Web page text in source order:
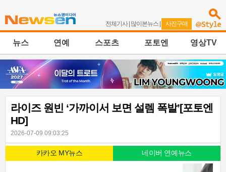
전체기사| 많이본뉴스 | 사진구매
뉴스 연예 스포츠 포토엔 영상TV
라이즈 원빈 ‘가까이서 보면 설렘 폭발’[포토엔
HD]
2026-07-09 09:03:25
카카오 MY뉴스 네이버 연예뉴스